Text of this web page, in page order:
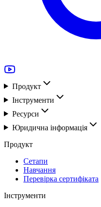
Продукт
Інструменти
Ресурси
Юридична інформація
Продукт
Сетапи
Навчання
Перевірка сертифіката
Інструменти